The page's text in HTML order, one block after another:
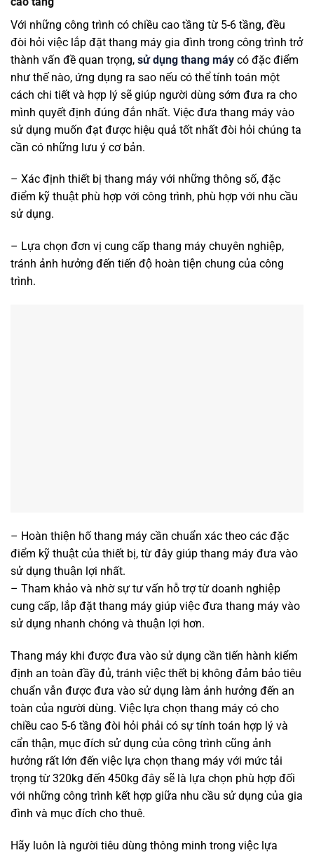
Với những công trình có chiều cao tầng từ 5-6 tầng, đều
đòi hỏi việc lắp đặt thang máy gia đình trong công trình trở
thành vấn đề quan trọng, sử dụng thang máy có đặc điểm
như thế nào, ứng dụng ra sao nếu có thể tính toán một
cách chi tiết và hợp lý sẽ giúp người dùng sớm đưa ra cho
mình quyết định đúng đắn nhất. Việc đưa thang máy vào
sử dụng muốn đạt được hiệu quả tốt nhất đòi hỏi chúng ta
cần có những lưu ý cơ bản.
– Xác định thiết bị thang máy với những thông số, đặc
điểm kỹ thuật phù hợp với công trình, phù hợp với nhu cầu
sử dụng.
– Lựa chọn đơn vị cung cấp thang máy chuyên nghiệp,
tránh ảnh hưởng đến tiến độ hoàn tiện chung của công
trình.
– Hoàn thiện hố thang máy cần chuẩn xác theo các đặc
điểm kỹ thuật của thiết bị, từ đây giúp thang máy đưa vào
sử dụng thuận lợi nhất.
– Tham khảo và nhờ sự tư vấn hỗ trợ từ doanh nghiệp
cung cấp, lắp đặt thang máy giúp việc đưa thang máy vào
sử dụng nhanh chóng và thuận lợi hơn.
Thang máy khi được đưa vào sử dụng cần tiến hành kiểm
định an toàn đầy đủ, tránh việc thết bị không đảm bảo tiêu
chuẩn vẫn được đưa vào sử dụng làm ảnh hưởng đến an
toàn của người dùng. Việc lựa chọn thang máy có cho
chiều cao 5-6 tầng đòi hỏi phải có sự tính toán hợp lý và
cẩn thận, mục đích sử dụng của công trình cũng ảnh
hưởng rất lớn đến việc lựa chọn thang máy với mức tải
trọng từ 320kg đến 450kg đây sẽ là lựa chọn phù hợp đối
với những công trình kết hợp giữa nhu cầu sử dụng của gia
đình và mục đích cho thuê.
Hãy luôn là người tiêu dùng thông minh trong việc lựa